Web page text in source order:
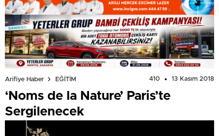
Arifiye Haber EĞİTİM 410 13 Kasım 2018
‘Noms de la Nature’ Paris’te
Sergilenecek